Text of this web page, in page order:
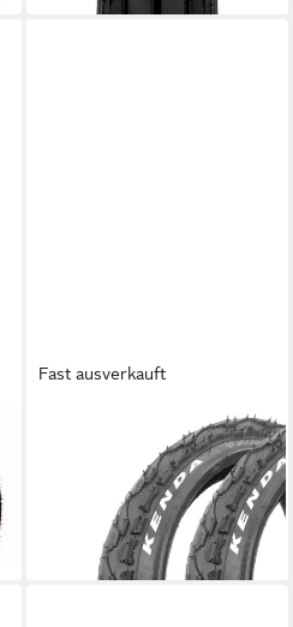
Fast ausverkauft
Fahrradreifen Fahrrad Reifen
Set KENDA Khan 12,5 Zoll x
2,25 Schwarz, (1-tlg)
lieferbar - in 2-3 Werktagen bei dir